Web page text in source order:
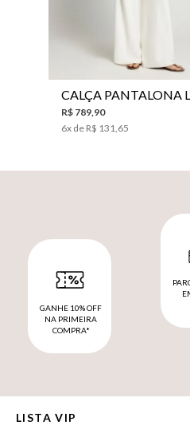
R$ 789,90
6x de R$ 131,65
GANHE 10% OFF
NA PRIMEIRA
COMPRA*
LISTA VIP